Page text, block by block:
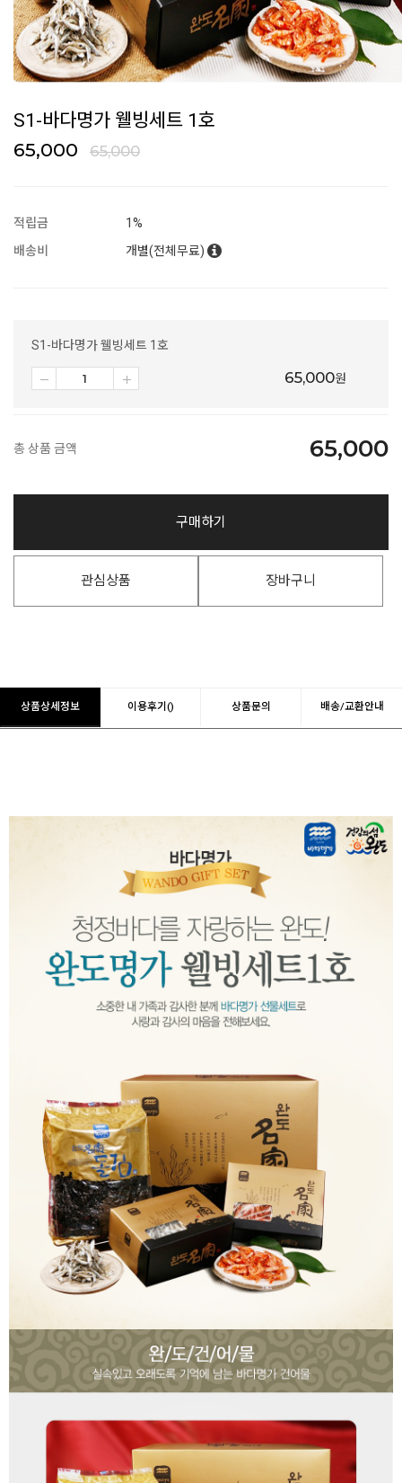
S1-바다명가 웰빙세트 1호
65,000 65,000
적립금
1%
배송비
개별(전체무료)
S1-바다명가 웰빙세트 1호
65,000원
총 상품 금액 65,000
구매하기
관심상품 장바구니
상품상세정보 이용후기() 상품문의 배송/교환안내